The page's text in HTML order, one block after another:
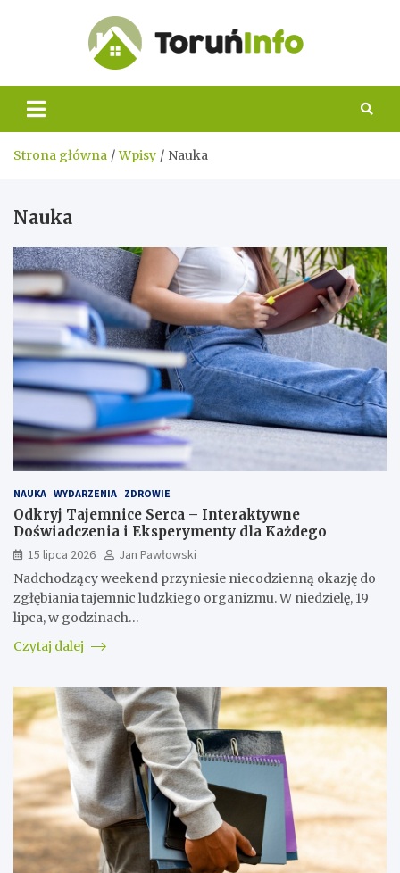
Info
Strona główna Wpisy Nauka
Nauka
NAUKA WYDARZENIA ZDROWIE
Odkryj Tajemnice Serca – Interaktywne
Doświadczenia i Eksperymenty dla Każdego
15 lipca 2026
Jan Pawłowski
Nadchodzący weekend przyniesie niecodzienną okazję do
zgłębiania tajemnic ludzkiego organizmu. W niedzielę, 19
lipca, w godzinach…
Czytaj dalej